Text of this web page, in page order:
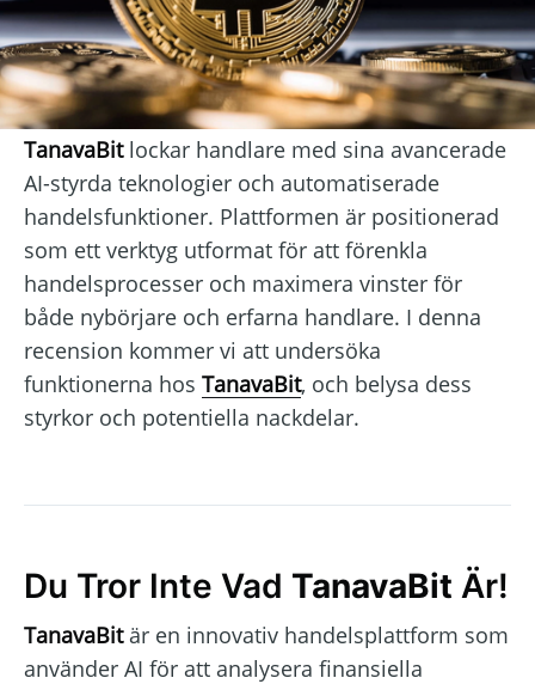
TanavaBitlockar handlare med sina avancerade
AI-styrda teknologier och automatiserade
handelsfunktioner. Plattformen är positionerad
som ett verktyg utformat för att förenkla
handelsprocesser och maximera vinster för
både nybörjare och erfarna handlare. I denna
recension kommer vi att undersöka
funktionerna hos TanavaBit, och belysa dess
styrkor och potentiella nackdelar.
Du Tror Inte Vad TanavaBit Är!
TanavaBitär en innovativ handelsplattform som
använder AI för att analysera finansiella